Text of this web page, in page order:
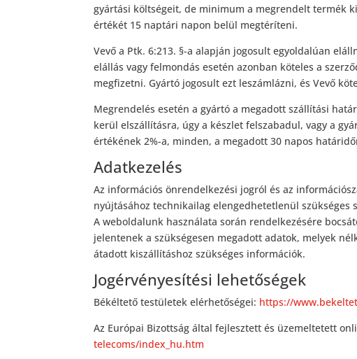
gyártási költségeit, de minimum a megrendelt termék
értékét 15 naptári napon belül megtéríteni.
Vevő a Ptk. 6:213. §-a alapján jogosult egyoldalúan
elállás vagy felmondás esetén azonban köteles a
megfizetni. Gyártó jogosult ezt leszámlázni, és Vevő
Megrendelés esetén a gyártó a megadott szállítási
kerül elszállításra, úgy a készlet felszabadul, vagy a
értékének 2%-a, minden, a megadott 30 napos
Adatkezelés
Az információs önrendelkezési jogról és az
nyújtásához technikailag elengedhetetlenül szükséges
A weboldalunk használata során rendelkezésére
jelentenek a szükségesen megadott adatok, melyek
átadott kiszállításhoz szükséges információk.
Jogérvényesítési lehetőségek
Békéltető testületek elérhetőségei: https://
Az Európai Bizottság által fejlesztett és üzemeltetett
telecoms/index_hu.htm